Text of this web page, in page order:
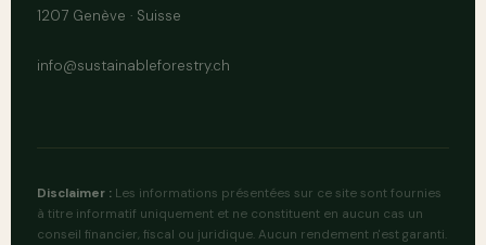
1207 Genève · Suisse
info@sustainableforestry.ch
Disclaimer : Les informations présentées sur ce site sont fournies
à titre informatif uniquement et ne constituent en aucun cas un
conseil financier, fiscal ou juridique. Aucun rendement n'est garanti.